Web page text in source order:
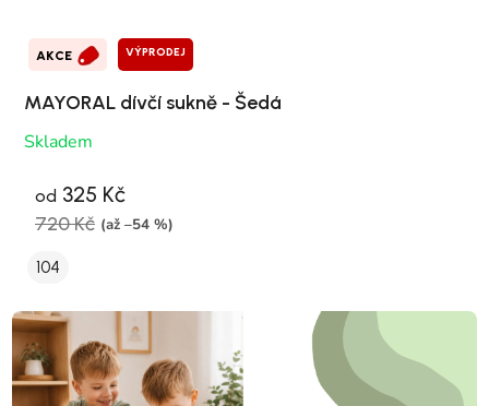
AKCE VÝPRODEJ
MAYORAL dívčí sukně - Šedá
Skladem
od 325 Kč
720 Kč (až –54 %)
104